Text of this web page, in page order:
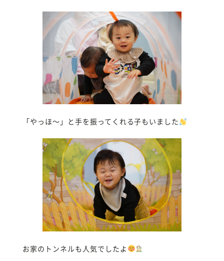
「やっほ〜」と手を振ってくれる子もいました
お家のトンネルも人気でしたよ